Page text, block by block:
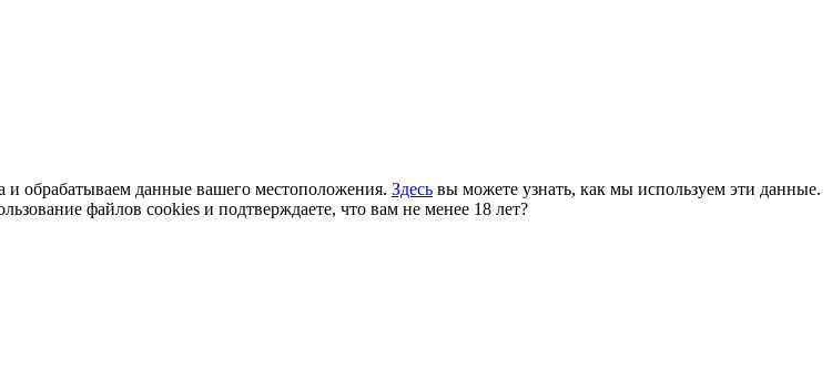
и обрабатываем данные вашего местоположения. Здесь вы можете узнать, как мы используем эти данные.
файлов cookies и подтверждаете, что вам не менее 18 лет?